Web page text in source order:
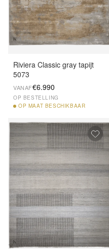
Riviera Classic gray tapijt
5073
VANAF€6.990
OP BESTELLING
OP MAAT BESCHIKBAAR